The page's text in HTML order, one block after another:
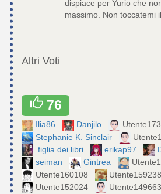
dispiace per Yurio che
massimo. Non toccatemi
Altri Voti
76
Ilia86 Danjilo
Stephanie K. Sinclair
.figlia.dei.libri
erikap97
seiman
Gintrea
Utente160108
Utente159238
Utente152024
Utente149663